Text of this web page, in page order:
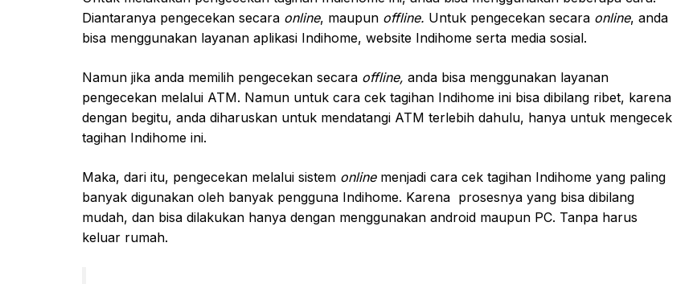
Diantaranya pengecekan secara online, maupun offline. Untuk pengecekan secara online, anda
bisa menggunakan layanan aplikasi Indihome, website Indihome serta media sosial.
Namun jika anda memilih pengecekan secara offline, anda bisa menggunakan layanan
pengecekan melalui ATM. Namun untuk cara cek tagihan Indihome ini bisa dibilang ribet, karena
dengan begitu, anda diharuskan untuk mendatangi ATM terlebih dahulu, hanya untuk mengecek
tagihan Indihome ini.
Maka, dari itu, pengecekan melalui sistem onlinemenjadi cara cek tagihan Indihome yang paling
banyak digunakan oleh banyak pengguna Indihome. Karena prosesnya yang bisa dibilang
mudah, dan bisa dilakukan hanya dengan menggunakan android maupun PC. Tanpa harus
keluar rumah.